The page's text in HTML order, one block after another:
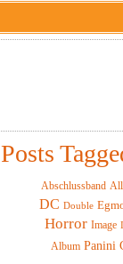
Posts
Abschlussband All
DC Double
Horror Image
Album Panini